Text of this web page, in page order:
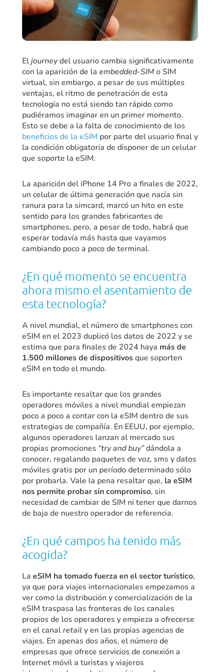
Eljourneydel usuario cambia significativamente
con la aparición de la embedded-SIMo SIM
virtual, sin embargo, a pesar de sus múltiples
ventajas, el ritmo de penetración de esta
tecnología no está siendo tan rápido como
pudiéramos imaginar en un primer momento.
Esto se debe a la falta de conocimiento de los
beneficios de la eSIM por parte del usuario final y
la condición obligatoria de disponer de un celular
que soporte la eSIM.
La aparición del iPhone 14 Pro a finales de 2022,
un celular de última generación que nacía sin
ranura para la simcard, marcó un hito en este
sentido para los grandes fabricantes de
smartphones, pero, a pesar de todo, habrá que
esperar todavía más hasta que vayamos
cambiando poco a poco de terminal.
¿En qué momento se encuentra
ahora mismo el asentamiento de
esta tecnología?
A nivel mundial, el número de smartphones con
eSIM en el 2023 duplicó los datos de 2022 y se
estima que para finales de 2024 haya más de
1.500 millones de dispositivosque soporten
eSIM en todo el mundo.
Es importante resaltar que los grandes
operadores móviles a nivel mundial empiezan
poco a poco a contar con la eSIM dentro de sus
estrategias de compañía. En EEUU, por ejemplo,
algunos operadores lanzan al mercado sus
propias promociones “try and buy”dándola a
conocer, regalando paquetes de voz, sms y datos
móviles gratis por un período determinado sólo
por probarla. Vale la pena resaltar que, la eSIM
nos permite probar sin compromiso, sin
necesidad de cambiar de SIM ni tener que darnos
de baja de nuestro operador de referencia.
¿En qué campos ha tenido más
acogida?
La eSIM ha tomado fuerza en el sector turístico,
ya que para viajes internacionales empezamos a
ver como la distribución y comercialización de la
eSIM traspasa las fronteras de los canales
propios de los operadores y empieza a ofrecerse
en el canalretaily en las propias agencias de
viajes. En apenas dos años, el número de
empresas que ofrece servicios de conexión a
Internet móvil a turistas y viajeros